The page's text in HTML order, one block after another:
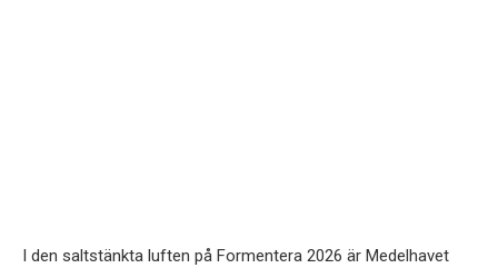
I den saltstänkta luften på Formentera 2026 är Medelhavet